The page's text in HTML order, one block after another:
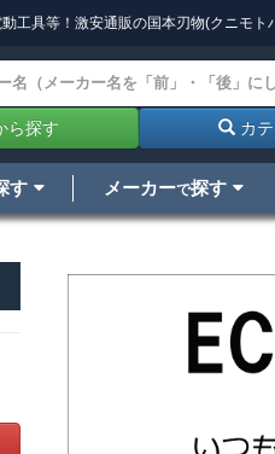
工具等！激安通販の国本刃物(クニモト
ら探す カ
す メーカーで探す